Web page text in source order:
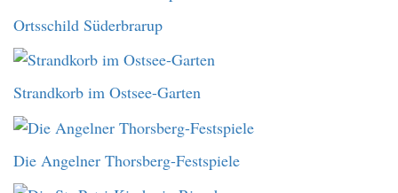
Ortsschild Süderbrarup
Strandkorb im Ostsee-Garten
Die Angelner Thorsberg-Festspiele